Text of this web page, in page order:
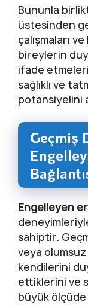
Bununla
üstesinden
çalışmaları
bireylerin
ifade
sağlıklı ve
potansiyelini
Geçmiş
Engelleyen
sahiptir.
veya
kendilerini
ettiklerini ve
büyük